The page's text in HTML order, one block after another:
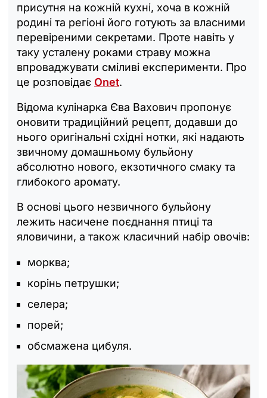
присутня на кожній кухні, хоча в кожній
родині та регіоні його готують за власними
перевіреними секретами. Проте навіть у
таку усталену роками страву можна
впроваджувати сміливі експерименти. Про
це розповідає Onet.
Відома кулінарка Єва Вахович пропонує
оновити традиційний рецепт, додавши до
нього оригінальні східні нотки, які надають
звичному домашньому бульйону
абсолютно нового, екзотичного смаку та
глибокого аромату.
В основі цього незвичного бульйону
лежить насичене поєднання птиці та
яловичини, а також класичний набір овочів:
морква;
корінь петрушки;
селера;
порей;
обсмажена цибуля.